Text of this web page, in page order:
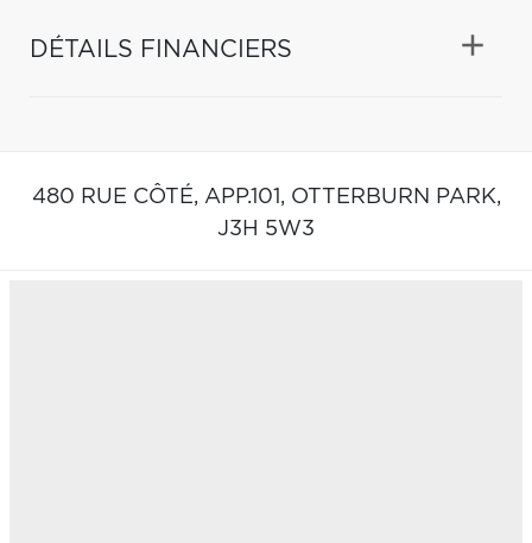
DÉTAILS FINANCIERS
480 RUE CÔTÉ, APP.101, OTTERBURN PARK,
J3H 5W3